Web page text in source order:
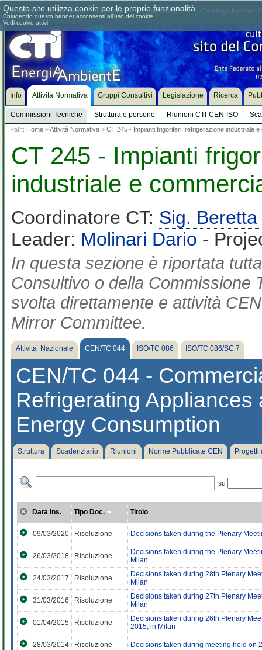
Chi siamo Dove siamo Contattaci Come associarsi
Info Attività Normativa
Commissioni Tecniche Struttura e persone Riunioni CTI-CEN-ISO
Gruppi Consultivi Legislazione Ricerca
Path: Home »Attività Normativa » CT 245 - Impianti frigoriferi: refrigerazione industriale e
CT 245 - Impianti
industriale e
Coordinatore CT: Sig.
Leader: Molinari Dario -
In questa sezione è riportata
Consultivo o della Commissione
svolta direttamente e attività
Mirror Committee.
Attività Nazionale CEN/TC 044 ISO/TC 086 ISO/TC 086/SC 7
CEN/TC 044 -
Refrigerating
Energy Consumption
Struttura Scadenziario Riunioni Norme Pubblicate CEN Progetti
su
Data Ins. Tipo Doc. Titolo
09/03/2020 Risoluzione Decisions taken during the Plenary
26/03/2018 Risoluzione
Decisions taken during the Plenary
Milan
24/03/2017 Risoluzione
Decisions taken during 28th Plenary
Milan
31/03/2016 Risoluzione
Decisions taken during 27th Plenary
Milan
01/04/2015 Risoluzione
Decisions taken during 26th Plenary
2015, in Milan
28/03/2014 Risoluzione Decisions taken during meeting held on
Questo sito utilizza cookie per le proprie funzionalità
Chiudendo questo banner acconsenti all'uso dei cookie.
Vedi cookie attivi